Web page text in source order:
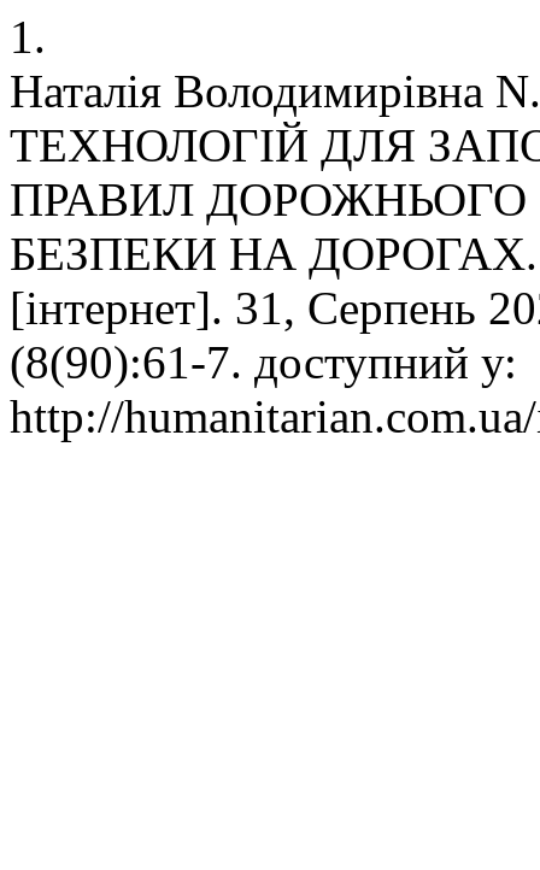
1.
Наталія
ТЕХНОЛОГІЙ ДЛЯ
ПРАВИЛ
БЕЗПЕКИ НА ДОРОГАХ.
[інтернет]. 31, Серпень
(8(90):61-7. доступний у:
http://